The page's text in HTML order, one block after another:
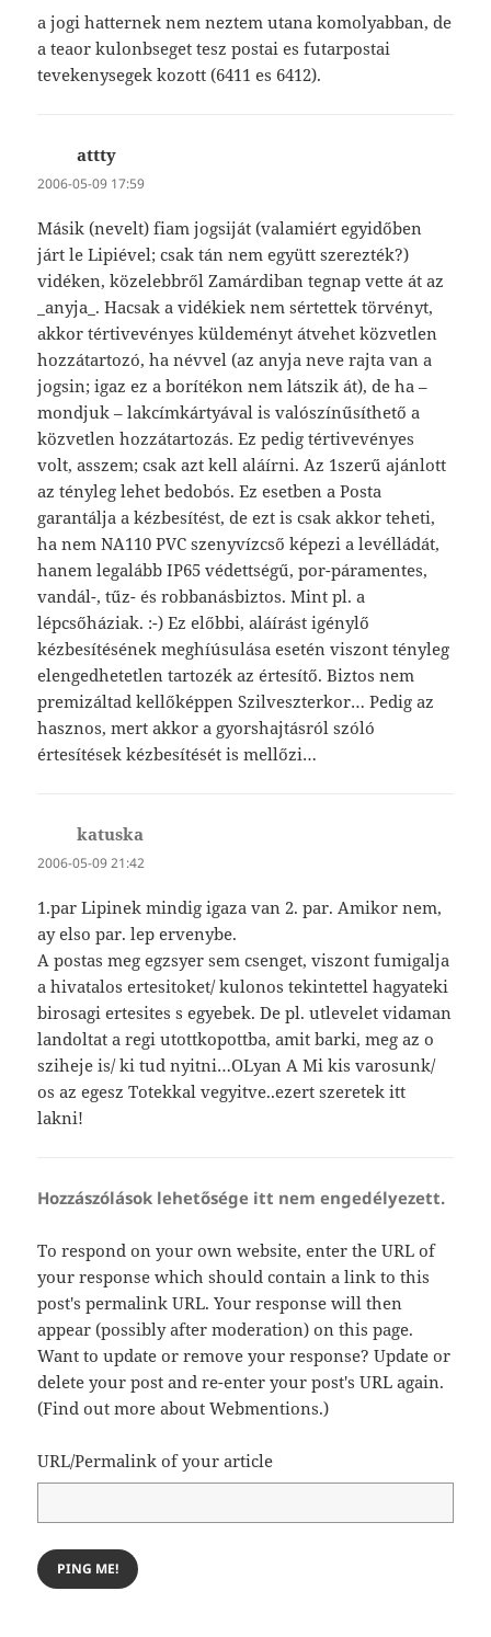
a jogi hatternek nem neztem utana komolyabban, de
a teaor kulonbseget tesz postai es futarpostai
tevekenysegek kozott (6411 es 6412).
attty
2006-05-09 17:59
Másik (nevelt) fiam jogsiját (valamiért egyidőben
járt le Lipiével; csak tán nem együtt szerezték?)
vidéken, közelebbről Zamárdiban tegnap vette át az
_anyja_. Hacsak a vidékiek nem sértettek törvényt,
akkor tértivevényes küldeményt átvehet közvetlen
hozzátartozó, ha névvel (az anyja neve rajta van a
jogsin; igaz ez a borítékon nem látszik át), de ha –
mondjuk – lakcímkártyával is valószínűsíthető a
közvetlen hozzátartozás. Ez pedig tértivevényes
volt, asszem; csak azt kell aláírni. Az 1szerű ajánlott
az tényleg lehet bedobós. Ez esetben a Posta
garantálja a kézbesítést, de ezt is csak akkor teheti,
ha nem NA110 PVC szenyvízcső képezi a levélládát,
hanem legalább IP65 védettségű, por-páramentes,
vandál-, tűz- és robbanásbiztos. Mint pl. a
lépcsőháziak. :-) Ez előbbi, aláírást igénylő
kézbesítésének meghíúsulása esetén viszont tényleg
elengedhetetlen tartozék az értesítő. Biztos nem
premizáltad kellőképpen Szilveszterkor… Pedig az
hasznos, mert akkor a gyorshajtásról szóló
értesítések kézbesítését is mellőzi…
katuska
2006-05-09 21:42
1.par Lipinek mindig igaza van 2. par. Amikor nem,
ay elso par. lep ervenybe.
A postas meg egzsyer sem csenget, viszont fumigalja
a hivatalos ertesitoket/ kulonos tekintettel hagyateki
birosagi ertesites s egyebek. De pl. utlevelet vidaman
landoltat a regi utottkopottba, amit barki, meg az o
sziheje is/ ki tud nyitni…OLyan A Mi kis varosunk/
os az egesz Totekkal vegyitve..ezert szeretek itt
lakni!
Hozzászólások lehetősége itt nem engedélyezett.
To respond on your own website, enter the URL of
your response which should contain a link to this
post's permalink URL. Your response will then
appear (possibly after moderation) on this page.
Want to update or remove your response? Update or
delete your post and re-enter your post's URL again.
(Find out more about Webmentions.)
URL/Permalink of your article